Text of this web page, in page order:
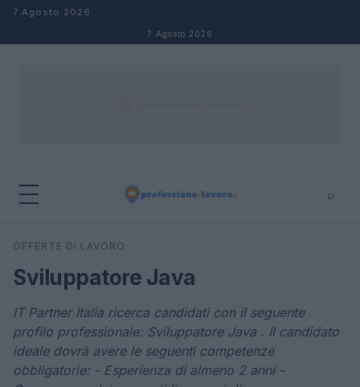
Salta al contenuto
7 Agosto 2026
7 Agosto 2026
⌕
Cerca
OFFERTE DI LAVORO
Sviluppatore Java
IT Partner Italia ricerca candidati con il seguente
profilo professionale: Sviluppatore Java . Il candidato
ideale dovrà avere le seguenti competenze
obbligatorie: - Esperienza di almeno 2 anni -